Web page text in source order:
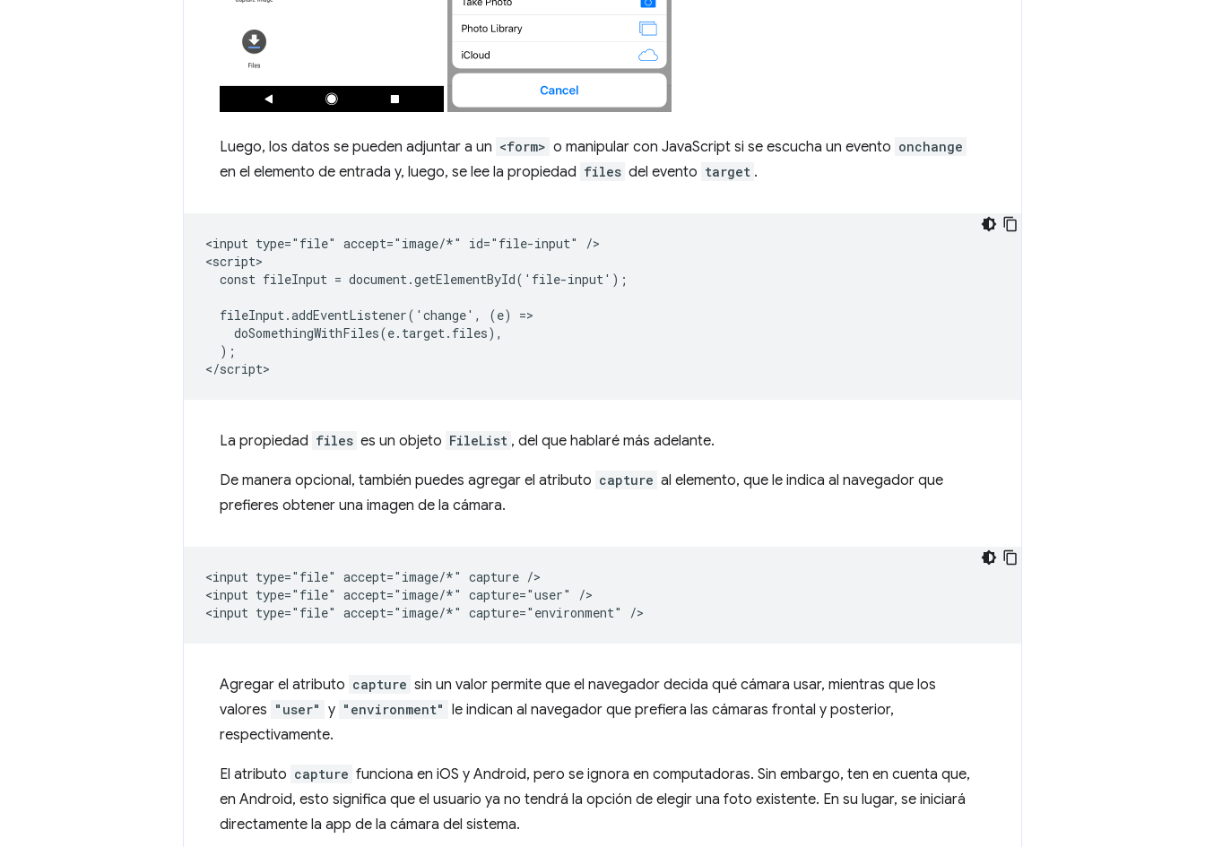
Luego, los datos se pueden adjuntar a un <form> o manipular con JavaScript si se escucha un evento onchange
en el elemento de entrada y, luego, se lee la propiedad files del evento target .
<input type="file" accept="image/*" id="file-input" />
<script>
  const fileInput = document.getElementById('file-input');
  fileInput.addEventListener('change', (e) =>
    doSomethingWithFiles(e.target.files),
  );
La propiedad files es un objeto FileList , del que hablaré más adelante.
De manera opcional, también puedes agregar el atributo capture al elemento, que le indica al navegador que
prefieres obtener una imagen de la cámara.
<input type="file" accept="image/*" capture />
<input type="file" accept="image/*" capture="user" />
Agregar el atributo capture sin un valor permite que el navegador decida qué cámara usar, mientras que los
valores "user" y "environment" le indican al navegador que prefiera las cámaras frontal y posterior,
respectivamente.
El atributo capture funciona en iOS y Android, pero se ignora en computadoras. Sin embargo, ten en cuenta que,
en Android, esto significa que el usuario ya no tendrá la opción de elegir una foto existente. En su lugar, se iniciará
directamente la app de la cámara del sistema.